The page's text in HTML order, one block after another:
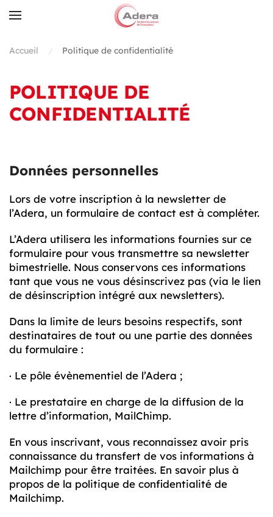
Skip to main content
Accueil Politique de confidentialité
POLITIQUE DE
CONFIDENTIALITÉ
Données personnelles
Lors de votre inscription à la newsletter de
l’Adera, un formulaire de contact est à compléter.
L’Adera utilisera les informations fournies sur ce
formulaire pour vous transmettre sa newsletter
bimestrielle. Nous conservons ces informations
tant que vous ne vous désinscrivez pas (via le lien
de désinscription intégré aux newsletters).
Dans la limite de leurs besoins respectifs, sont
destinataires de tout ou une partie des données
du formulaire :
· Le pôle évènementiel de l’Adera ;
· Le prestataire en charge de la diffusion de la
lettre d’information, MailChimp.
En vous inscrivant, vous reconnaissez avoir pris
connaissance du transfert de vos informations à
Mailchimp pour être traitées. En savoir plus à
propos de la politique de confidentialité de
Mailchimp.